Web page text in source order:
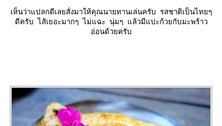
เห็นว่าแปลกดีเลยสั่งมาให้คุณนายทานเล่นครับ รสชาติเป็นไทยๆ
ดีครับ ไส้เยอะมากๆ ไม่แฉะ นุ่มๆ แล้วมีแปะก้วยกับมะพร้าว
อ่อนด้วยครับ